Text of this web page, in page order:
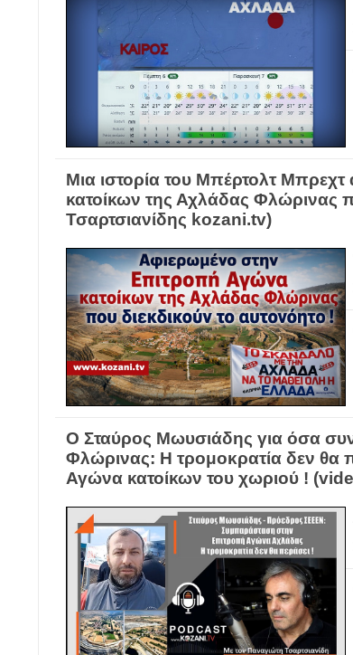
Μια ιστορία του Μπέρτολτ
κατοίκων της Αχλάδας Φλώρινας
Τσαρτσιανίδης kozani.tv)
Ο Σταύρος Μωυσιάδης για όσα
Φλώρινας: Η τρομοκρατία δεν θα
Αγώνα κατοίκων του χωριού !